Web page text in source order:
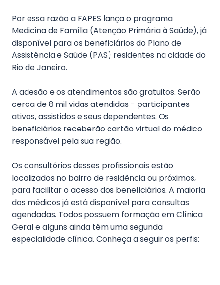
Por essa razão a FAPES lança o programa
Medicina de Família (Atenção Primária à Saúde), já
disponível para os beneficiários do Plano de
Assistência e Saúde (PAS) residentes na cidade do
Rio de Janeiro.
A adesão e os atendimentos são gratuitos. Serão
cerca de 8 mil vidas atendidas - participantes
ativos, assistidos e seus dependentes. Os
beneficiários receberão cartão virtual do médico
responsável pela sua região.
Os consultórios desses profissionais estão
localizados no bairro de residência ou próximos,
para facilitar o acesso dos beneficiários. A maioria
dos médicos já está disponível para consultas
agendadas. Todos possuem formação em Clínica
Geral e alguns ainda têm uma segunda
especialidade clínica. Conheça a seguir os perfis: